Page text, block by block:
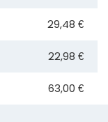
29,48 €
22,98 €
63,00 €